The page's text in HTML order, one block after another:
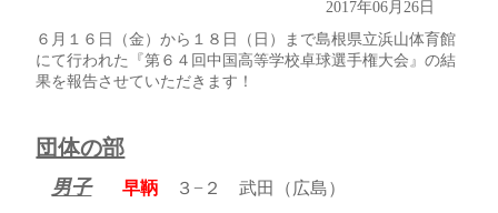
2017年06月26日
６月１６日（金）から１８日（日）まで島根県立浜山体育館
にて行われた『第６４回中国高等学校卓球選手権大会』の結
果を報告させていただきます！
団体の部
男子 早鞆 ３−２ 武田（広島）